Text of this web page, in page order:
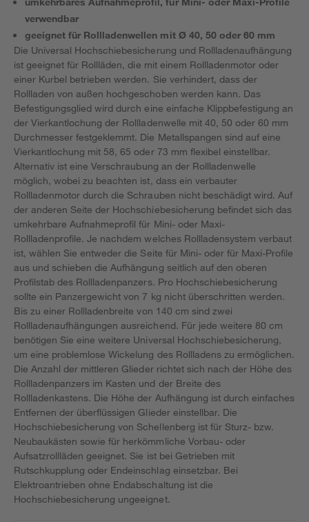
verwendbar
geeignet für Rollladenwellen mit Ø 40, 50 oder 60 mm
Die Universal Hochschiebesicherung und Rollladenaufhängung
ist geeignet für Rollläden, die mit einem Rollladenmotor oder
einer Kurbel betrieben werden. Sie verhindert, dass der
Rollladen von außen hochgeschoben werden kann. Das
Befestigungsglied wird durch eine einfache Klippbefestigung an
der Vierkantlochung der Rollladenwelle mit 40, 50 oder 60 mm
Durchmesser festgeklemmt. Die Metallspangen sind auf eine
Vierkantlochung mit 58, 65 oder 73 mm flexibel einstellbar.
Alternativ ist eine Verschraubung an der Rollladenwelle
möglich, wobei zu beachten ist, dass ein verbauter
Rollladenmotor durch die Schrauben nicht beschädigt wird. Auf
der anderen Seite der Hochschiebesicherung befindet sich das
umkehrbare Aufnahmeprofil für Mini- oder Maxi-
Rollladenprofile. Je nachdem welches Rollladensystem verbaut
ist, wählen Sie entweder die Seite für Mini- oder für Maxi-Profile
aus und schieben die Aufhängung seitlich auf den oberen
Profilstab des Rollladenpanzers. Pro Hochschiebesicherung
sollte ein Panzergewicht von 7 kg nicht überschritten werden.
Bis zu einer Rollladenbreite von 140 cm sind zwei
Rollladenaufhängungen ausreichend. Für jede weitere 80 cm
benötigen Sie eine weitere Universal Hochschiebesicherung,
um eine problemlose Wickelung des Rollladens zu ermöglichen.
Die Anzahl der mittleren Glieder richtet sich nach der Höhe des
Rollladenpanzers im Kasten und der Breite des
Rollladenkastens. Die Höhe der Aufhängung ist durch einfaches
Entfernen der überflüssigen Glieder einstellbar. Die
Hochschiebesicherung von Schellenberg ist für Sturz- bzw.
Neubaukästen sowie für herkömmliche Vorbau- oder
Aufsatzrollläden geeignet. Sie ist bei Getrieben mit
Rutschkupplung oder Endeinschlag einsetzbar. Bei
Elektroantrieben ohne Endabschaltung ist die
Hochschiebesicherung ungeeignet.